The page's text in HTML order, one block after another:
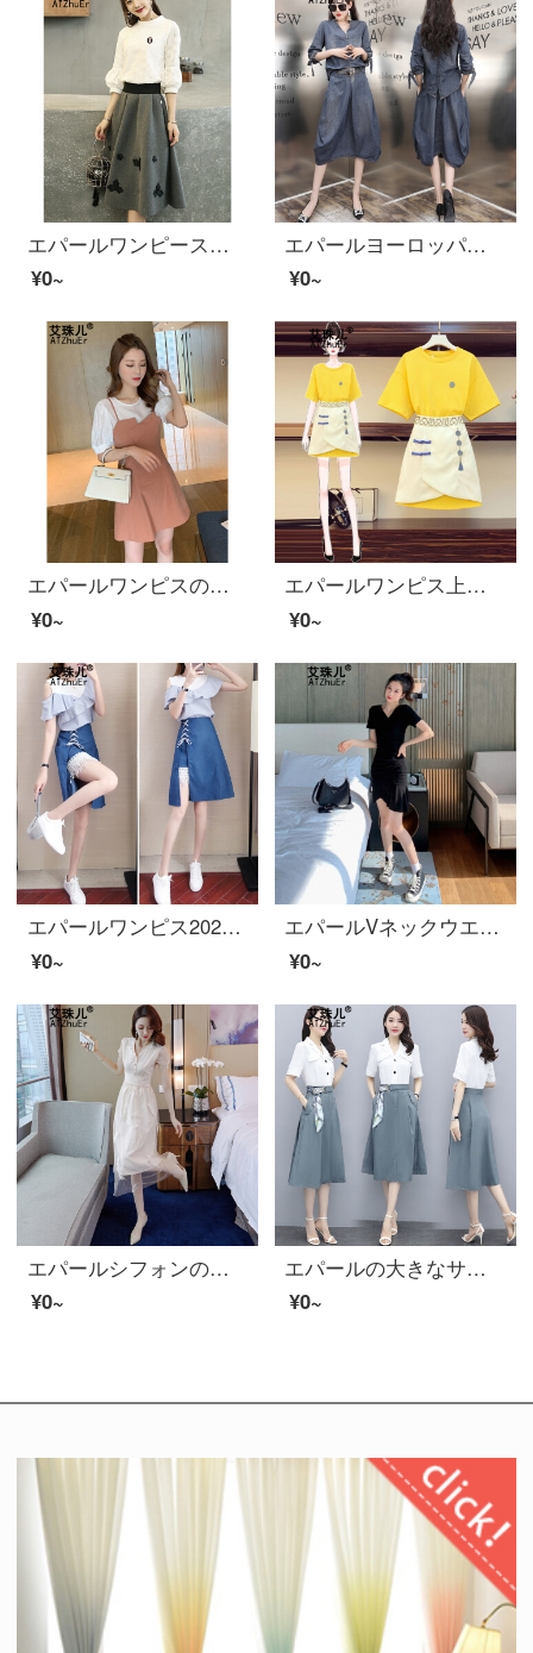
エパールワンピース秋服女性2020春秋新商品女装韓国版レース刺繍ファッションセンスセンス7分袖中长款2点セットセクトスカート子供画像色M
¥0~
エパールヨーロッパ駅ファッションセクト女性2020夏新商品気质V襟半袖デニムトップススカート2点セット画像色XL
¥0~
エパールワンピスの白いブラウスにワンピスの二点セットのセクトスカート2020春夏新着商品洋気トップスのスカートは年齢を減らします。
¥0~
エパールワンピス上品大サイズ女装太った妹夏ゆるいカバトップスと洋風で痩せて見える上半身スカートの2点セットセイントスカート画像色L
¥0~
エパールワンピス2020春夏ワンピスはウエストが細く見える雰囲気のストライプの上に上着のデニムのスカートを重ねてセットします。
¥0~
エパールVネックウエストが細く見える紫ワンピス女装2020年商品夏気質女神范半袖Tシャツ黒3 XL
¥0~
エパールシフォンの網糸ワンピス2020新商品です。夏の女装淑女フレンチレトロ調桔梗顕痩せスカート超仙女森系画像L
¥0~
エパールの大きなサイズの婦人服ワンピス女性は2020年に新商品が流行しています。軽くて熟した風が吹いています。フレンチシャツのスカートは青4 XLです。
¥0~